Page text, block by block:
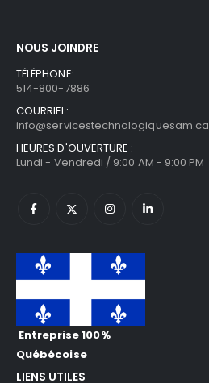
NOUS JOINDRE
TÉLÉPHONE:
514-800-7886
COURRIEL:
info@servicestechnologiquesam.ca
HEURES D'OUVERTURE :
Lundi - Vendredi / 9:00 AM - 9:00 PM
Entreprise 100%
Québécoise
LIENS UTILES